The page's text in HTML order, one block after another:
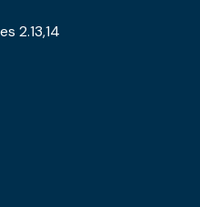
2.13,14